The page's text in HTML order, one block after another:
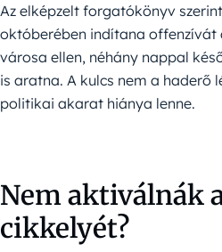
Az elképzelt forgatókönyv
októberében indítana
városa ellen, néhány nappal
is aratna. A kulcs nem a haderő
politikai akarat hiánya lenne.
Nem aktiválnák
cikkelyét?